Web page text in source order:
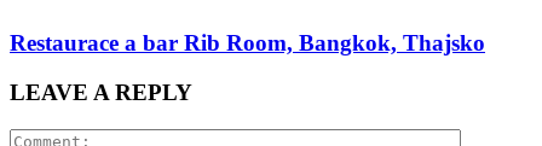
Restaurace a bar Rib Room, Bangkok, Thajsko
LEAVE A REPLY